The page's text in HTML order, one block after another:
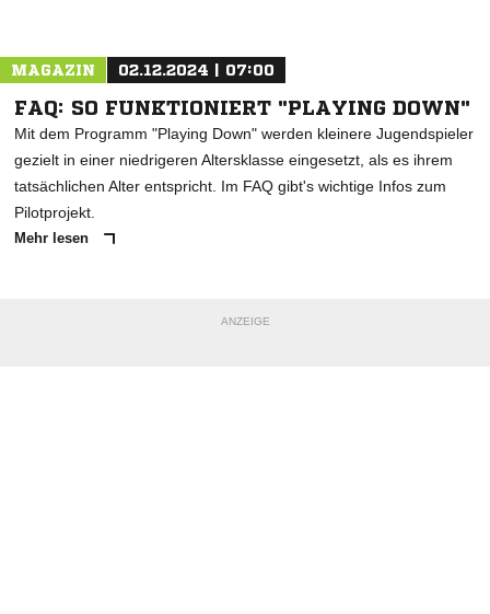
MAGAZIN 02.12.2024 | 07:00
FAQ: SO FUNKTIONIERT "PLAYING DOWN"
Mit dem Programm "Playing Down" werden kleinere Jugendspieler
gezielt in einer niedrigeren Altersklasse eingesetzt, als es ihrem
tatsächlichen Alter entspricht. Im FAQ gibt's wichtige Infos zum
Pilotprojekt.
Mehr lesen
ANZEIGE